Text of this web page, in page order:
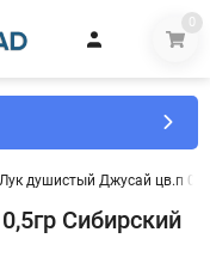
0
Лук душистый Джусай цв.п
Сибирский